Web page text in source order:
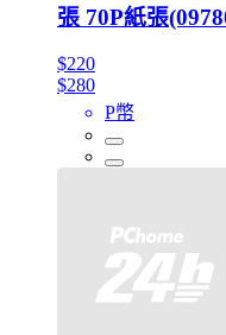
張 70P紙張
$220
$280
P幣